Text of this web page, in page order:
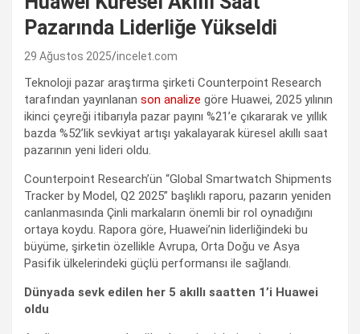
Pazarında Liderliğe Yükseldi
29 Ağustos 2025 incelet.com
Teknoloji pazar araştırma şirketi Counterpoint Research
tarafından yayınlanan son analize göre Huawei, 2025 yılının
ikinci çeyreği itibarıyla pazar payını %21’e çıkararak ve yıllık
bazda %52’lik sevkiyat artışı yakalayarak küresel akıllı saat
pazarının yeni lideri oldu.
Counterpoint Research’ün “Global Smartwatch Shipments
Tracker by Model, Q2 2025” başlıklı raporu, pazarın yeniden
canlanmasında Çinli markaların önemli bir rol oynadığını
ortaya koydu. Rapora göre, Huawei’nin liderliğindeki bu
büyüme, şirketin özellikle Avrupa, Orta Doğu ve Asya
Pasifik ülkelerindeki güçlü performansı ile sağlandı.
Dünyada sevk edilen her 5 akıllı saatten 1’i Huawei
oldu